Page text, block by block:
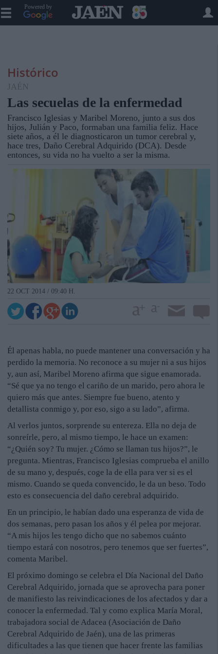
Powered by
Histórico
JAÉN
Las secuelas de la enfermedad
Francisco Iglesias y Maribel Moreno, junto a sus dos
hijos, Julián y Paco, formaban una familia feliz. Hace
siete años, a él le diagnosticaron un tumor cerebral y,
hace tres, Daño Cerebral Adquirido (DCA). Desde
entonces, su vida no ha vuelto a ser la misma.
22 OCT 2014 / 09:40 H.
Él apenas habla, no puede mantener una conversación y ha
perdido la memoria. No reconoce a su mujer ni a sus hijos
y, aun así, Maribel Moreno afirma que sigue enamorada.
“Sé que ya no tengo el cariño de un marido, pero ahora le
quiero más que antes. Siempre fue bueno, atento y
detallista conmigo y, por eso, sigo a su lado”, afirma.
Al verlos juntos, sorprende su entereza. Ella no deja de
sonreírle, pero, al mismo tiempo, le hace un examen:
“¿Quién soy? Tu mujer. ¿Cómo se llaman tus hijos?”, le
pregunta. Mientras, Francisco Iglesias comprueba el anillo
de su mano y, después, coge la de ella para ver si es el
mismo. Cuando se queda convencido, le da un beso. Todo
esto es consecuencia del daño cerebral adquirido.
En un principio, le habían dado una esperanza de vida de
dos semanas, pero pasan los años y él pelea por mejorar.
“A mis hijos les tengo dicho que no sabemos cuánto
tiempo estará con nosotros, pero tenemos que ser fuertes”,
comenta Maribel.
El próximo domingo se celebra el Día Nacional del Daño
Cerebral Adquirido, jornada que se aprovecha para poner
de manifiesto las reivindicaciones de los afectados y dar a
conocer la enfermedad. Tal y como explica María Moral,
trabajadora social de Adacea (Asociación de Daño
Cerebral Adquirido de Jaén), una de las primeras
dificultades a las que tienen que hacer frente las familias